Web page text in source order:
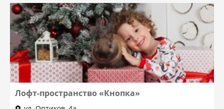
Лофт-пространство «Кнопка»